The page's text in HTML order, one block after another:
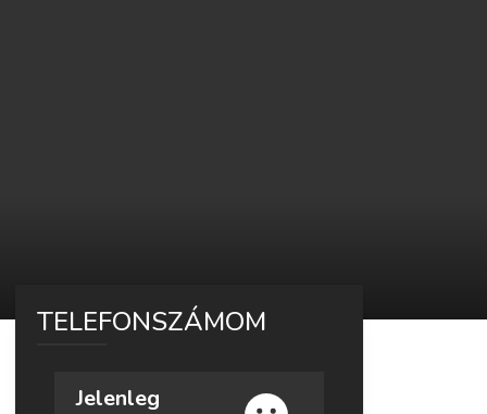
TELEFONSZÁMOM
Jelenleg